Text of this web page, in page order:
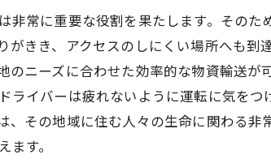
常に重要な役割を果たします。その
きき、アクセスのしにくい場所へも到
ニーズに合わせた効率的な物資輸送が
イバーは疲れないように運転に気を
その地域に住む人々の生命に関わる非
す。